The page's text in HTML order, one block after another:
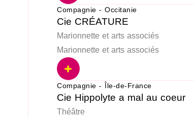
Compagnie - Occitanie
Cie CRÉATURE
Marionnette et arts associés
Marionnette et arts associés
Compagnie - Île-de-France
Cie Hippolyte a mal au coeur
Théâtre